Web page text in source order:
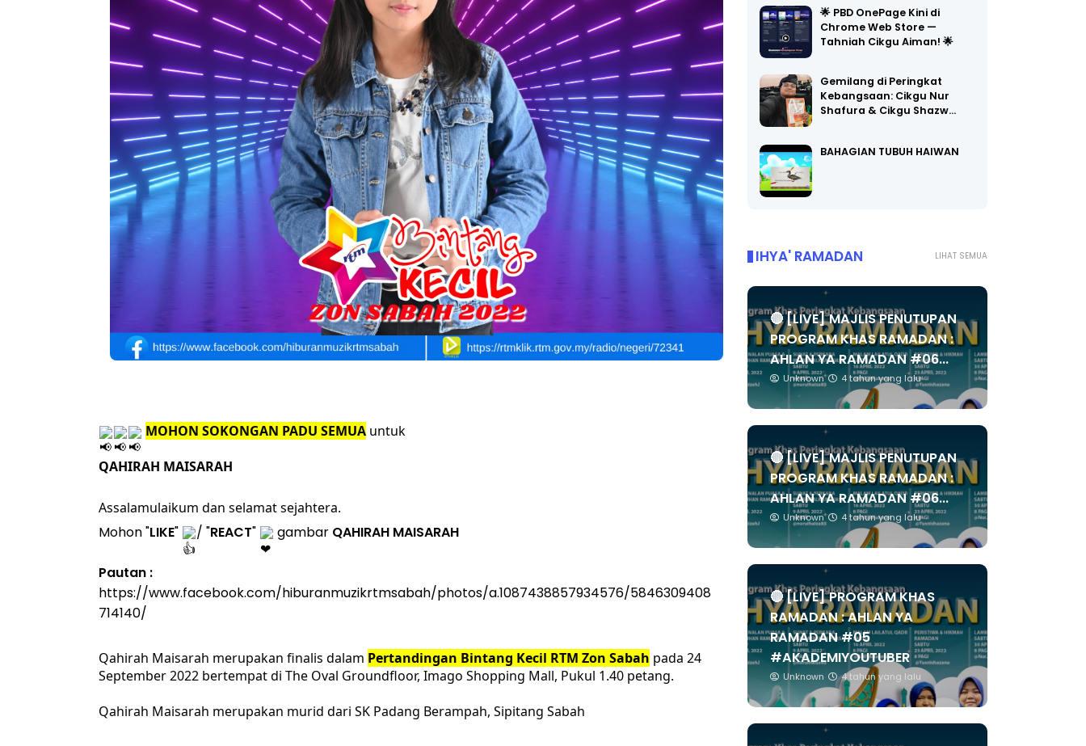
MOHON SOKONGAN PADU SEMUA untuk
QAHIRAH MAISARAH
Assalamulaikum dan selamat sejahtera.
Mohon "LIKE" / "REACT" gambar QAHIRAH MAISARAH
https://www.facebook.com/hiburanmuzikrtmsabah/photos/a.1087438857934576/5846309408
714140/
Qahirah Maisarah merupakan finalis dalam Pertandingan Bintang Kecil RTM Zon Sabah pada 24
September 2022 bertempat di The Oval Groundfloor, Imago Shopping Mall, Pukul 1.40 petang.
Qahirah Maisarah merupakan murid dari SK Padang Berampah, Sipitang Sabah
🌟 PBD OnePage Kini di
Chrome Web Store —
Tahniah Cikgu Aiman! 🌟
Gemilang di Peringkat
Kebangsaan: Cikgu Nur
Shafura & Cikgu Shazw…
BAHAGIAN TUBUH HAIWAN
LIHAT SEMUA
IHYA' RAMADAN
🔴 [LIVE] MAJLIS PENUTUPAN
PROGRAM KHAS RAMADAN :
AHLAN YA RAMADAN #06...
Unknown 4 tahun yang lalu
🔴 [LIVE] MAJLIS PENUTUPAN
PROGRAM KHAS RAMADAN :
AHLAN YA RAMADAN #06...
Unknown 4 tahun yang lalu
🔴 [LIVE] PROGRAM KHAS
RAMADAN : AHLAN YA
RAMADAN #05
#AKADEMIYOUTUBER
Unknown 4 tahun yang lalu